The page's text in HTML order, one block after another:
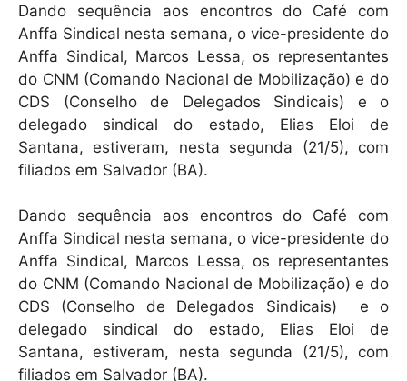
at
s
A
p
p
c
e
b
o
o
k
ai
l
Dando sequência aos encontros do Café com
Anffa Sindical nesta semana, o vice-presidente do
Anffa Sindical, Marcos Lessa, os representantes
do CNM (Comando Nacional de Mobilização) e do
CDS (Conselho de Delegados Sindicais) e o
delegado sindical do estado, Elias Eloi de
Santana, estiveram, nesta segunda (21/5), com
filiados em Salvador (BA).
Dando sequência aos encontros do Café com
Anffa Sindical nesta semana, o vice-presidente do
Anffa Sindical, Marcos Lessa, os representantes
do CNM (Comando Nacional de Mobilização) e do
CDS (Conselho de Delegados Sindicais) e o
delegado sindical do estado, Elias Eloi de
Santana, estiveram, nesta segunda (21/5), com
filiados em Salvador (BA).